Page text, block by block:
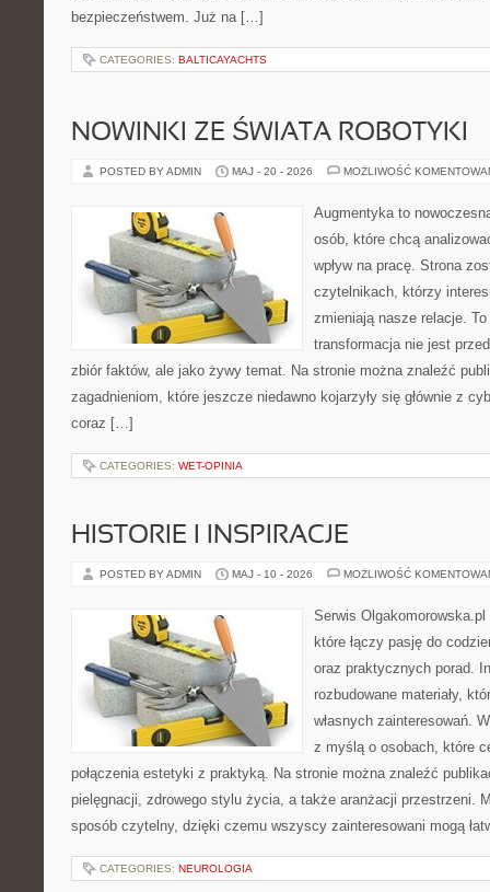
bezpieczeństwem. Już na […]
CATEGORIES: BALTICAYACHTS
NOWINKI ZE ŚWIATA ROBOTYKI
POSTED BY ADMIN MAJ - 20 - 2026 MOŻLIWOŚĆ
Augmentyka to
osób, które chcą
wpływ na pracę. Strona
czytelnikach, którzy
zmieniają nasze relacje.
transformacja nie jest
zbiór faktów, ale jako żywy temat. Na stronie można znaleźć
zagadnieniom, które jeszcze niedawno kojarzyły się głównie z
coraz […]
CATEGORIES: WET-OPINIA
HISTORIE I INSPIRACJE
POSTED BY ADMIN MAJ - 10 - 2026 MOŻLIWOŚĆ
Serwis
które łączy pasję do
oraz praktycznych porad.
rozbudowane materiały,
własnych zainteresowań.
z myślą o osobach, które
połączenia estetyki z praktyką. Na stronie można znaleźć
pielęgnacji, zdrowego stylu życia, a także aranżacji przestrzeni.
sposób czytelny, dzięki czemu wszyscy zainteresowani mogą
CATEGORIES: NEUROLOGIA